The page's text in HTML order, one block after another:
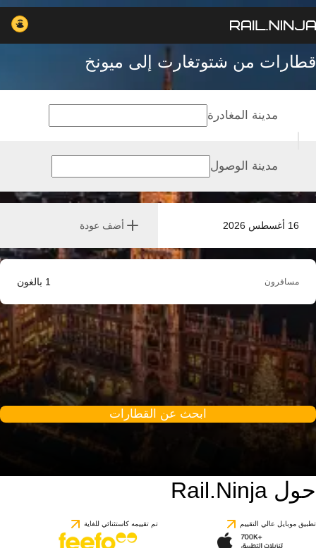
قطارات من شتوتغارت إلى ميونخ
16 أغسطس 2026 أضف عودة
مدينة المغادرة
مدينة الوصول
مسافرون 1 بالغون
ابحث عن القطارات
حول Rail.Ninja
تطبيق موبايل عالي التقييم تم تقييمه كاستثنائي للغايةاستنادًا إلى 1 تقييمًا